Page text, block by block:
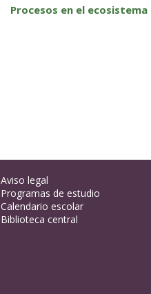
Procesos en el ecosistema
Aviso legal
Programas de estudio
Calendario escolar
Biblioteca central